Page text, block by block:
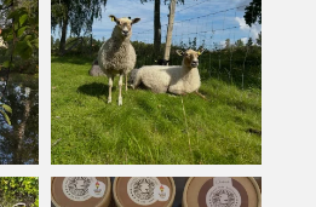
kullanslycka